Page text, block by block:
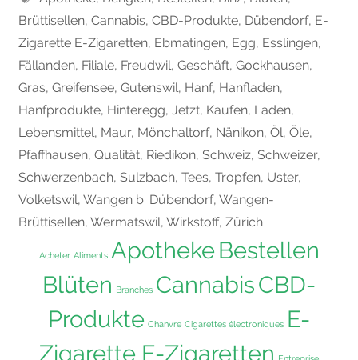
Brüttisellen, Cannabis, CBD-Produkte, Dübendorf, E-
Zigarette E-Zigaretten, Ebmatingen, Egg, Esslingen,
Fällanden, Filiale, Freudwil, Geschäft, Gockhausen,
Gras, Greifensee, Gutenswil, Hanf, Hanfladen,
Hanfprodukte, Hinteregg, Jetzt, Kaufen, Laden,
Lebensmittel, Maur, Mönchaltorf, Nänikon, Öl, Öle,
Pfaffhausen, Qualität, Riedikon, Schweiz, Schweizer,
Schwerzenbach, Sulzbach, Tees, Tropfen, Uster,
Volketswil, Wangen b. Dübendorf, Wangen-
Brüttisellen, Wermatswil, Wirkstoff, Zürich
Acheter Aliments ApothekeBestellen
Blüten
Branches CannabisCBD-
Produkte Chanvre Cigarettes électroniques E-
Zigarette E-Zigaretten